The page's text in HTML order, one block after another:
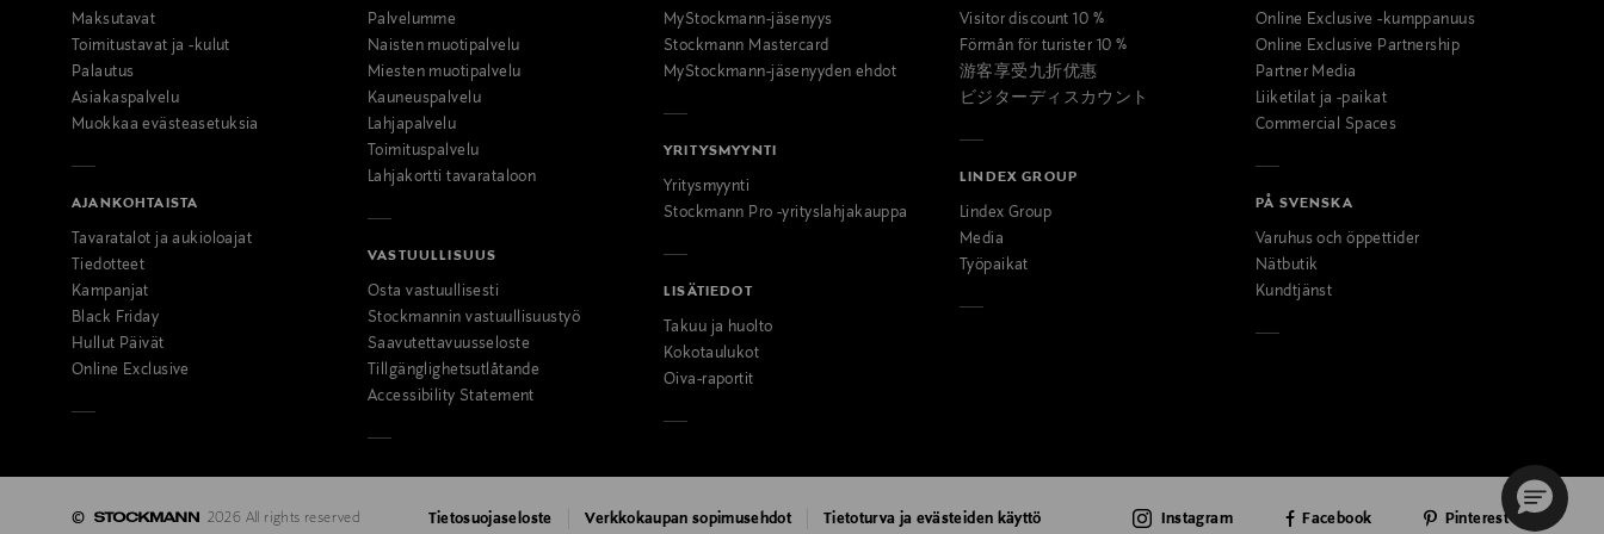
Maksutavat
Toimitustavat ja -kulut
Palautus
Asiakaspalvelu
Muokkaa evästeasetuksia
AJANKOHTAISTA
Tavaratalot ja aukioloajat
Tiedotteet
Kampanjat
Black Friday
Hullut Päivät
Online Exclusive
Palvelumme
Naisten muotipalvelu
Miesten muotipalvelu
Kauneuspalvelu
Lahjapalvelu
Toimituspalvelu
Lahjakortti tavarataloon
VASTUULLISUUS
Osta vastuullisesti
Stockmannin vastuullisuustyö
Saavutettavuusseloste
Tillgänglighetsutlåtande
Accessibility Statement
MyStockmann-jäsenyys
Stockmann Mastercard
MyStockmann-jäsenyyden ehdot
YRITYSMYYNTI
Yritysmyynti
Stockmann Pro -yrityslahjakauppa
LISÄTIEDOT
Takuu ja huolto
Kokotaulukot
Oiva-raportit
Visitor discount 10 %
Förmån för turister 10 %
游客享受九折优惠
ビジターディスカウント
LINDEX GROUP
Lindex Group
Media
Työpaikat
Online Exclusive -kumppanuus
Online Exclusive Partnership
Partner Media
Liiketilat ja -paikat
Commercial Spaces
PÅ SVENSKA
Varuhus och öppettider
Nätbutik
Kundtjänst
© 2026 All rights reserved Tietosuojaseloste Verkkokaupan sopimusehdot Tietoturva ja evästeiden käyttö Instagram Facebook Pinterest